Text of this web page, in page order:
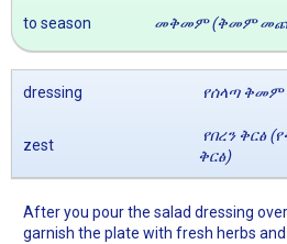
to season መቅመም (ቅመም
dressing የሰላጣ ቅመም
zest
የበረን ቅርፅ
ቅርፅ)
After you pour the salad dressing
garnish the plate with fresh herbs